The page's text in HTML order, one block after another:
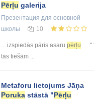
Pērļu galerija
Презентация для основной
школы
10
... izspiedās pāris asaru pērļu
.''
tās tiešām ...
Metaforu lietojums Jāņa
Poruka stāstā "Pērļu